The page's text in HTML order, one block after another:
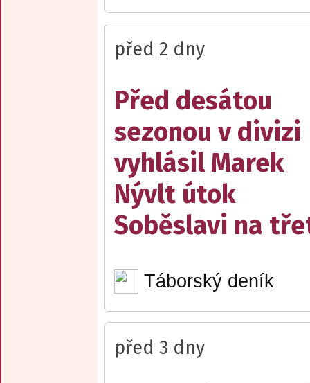
před 2 dny
Před desátou
sezonou v divizi
vyhlásil Marek
Nývlt útok
Soběslavi na
Táborský deník
před 3 dny